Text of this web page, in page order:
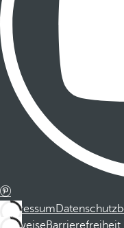
Impressum
HinweiseBarrierefreiheit